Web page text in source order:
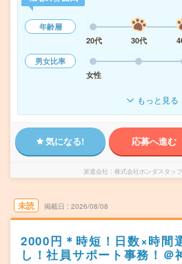
年齢層
20代
30代
男女比率
女性
もっと見る
気になる! 応募へ進む
派遣会社 株式会社ホンダスタッ
未読 掲載日 2026/08/08
2000円＊時短！日数×時間
し！社員サポート事務！＠